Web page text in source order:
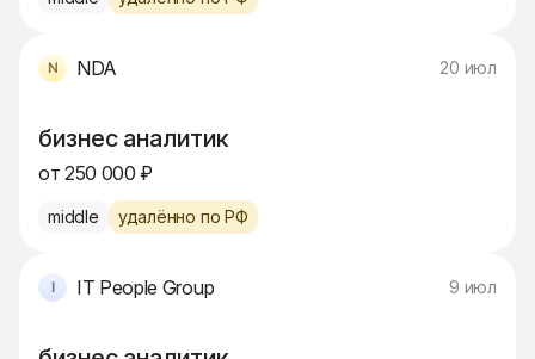
NDA 20 июл
бизнес аналитик
от 250 000 ₽
middle удалённо по РФ
IT People Group 9 июл